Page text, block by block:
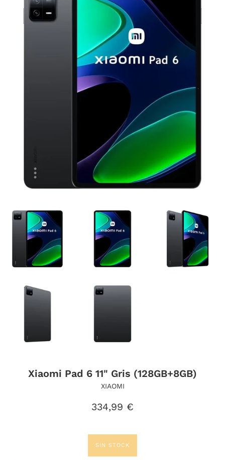
Xiaomi Pad 6 11" Gris (128GB+8GB)
XIAOMI
Precio
334,99 €
SIN STOCK